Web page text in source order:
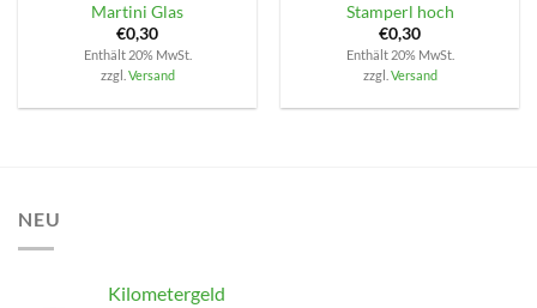
Martini Glas
€0,30
Enthält 20% MwSt.
zzgl. Versand
Stamperl hoch
€0,30
Enthält 20% MwSt.
zzgl. Versand
NEU
Kilometergeld